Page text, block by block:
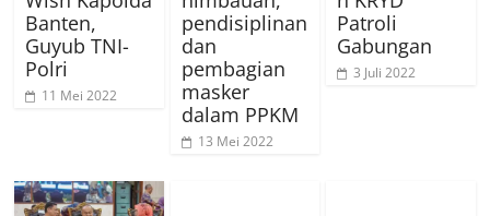
Banten,
Guyub TNI-
Polri
11 Mei 2022
pendisiplinan
dan
pembagian
masker
dalam PPKM
13 Mei 2022
Patroli
Gabungan
3 Juli 2022